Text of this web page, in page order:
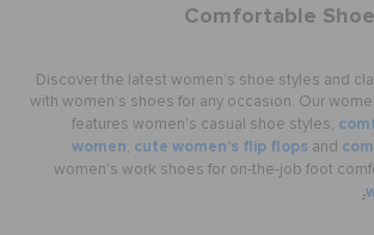
Comfortable
Discover the latest women’s shoe styles and
with women’s shoes for any occasion. Our
features women's casual shoe styles,
women, cute women’s flip flops and
women's work shoes for on-the-job foot
.